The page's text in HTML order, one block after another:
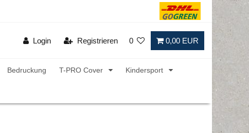
Login Registrieren 0 0,00 EUR
Bedruckung T-PRO Cover Kindersport